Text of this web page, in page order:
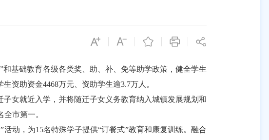
”和基础教育各级各类奖、助、补、免等助学政策，健全学生
生资助资金4468万元、资助学生逾3.7万人 。
女就近入学，并将随迁子女义务教育纳入城镇发展规划和
全市第一。
”活动，为15名特殊学子提供“订餐式”教育和康复训练。融合